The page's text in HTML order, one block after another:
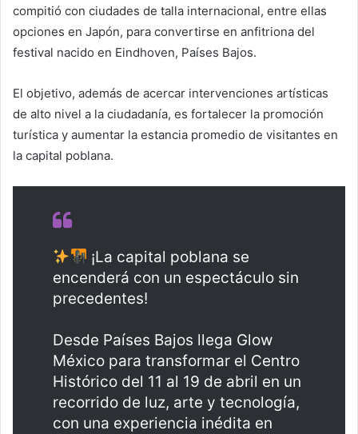
compitió con ciudades de talla internacional, entre ellas
opciones en Japón, para convertirse en anfitriona del
festival nacido en Eindhoven, Países Bajos.
El objetivo, además de acercar intervenciones artísticas
de alto nivel a la ciudadanía, es fortalecer la promoción
turística y aumentar la estancia promedio de visitantes en
la capital poblana.
¡La capital poblana se
encenderá con un espectáculo sin
precedentes!
Desde Países Bajos llega Glow
México para transformar el Centro
Histórico del 11 al 19 de abril en un
recorrido de luz, arte y tecnología,
con una experiencia inédita en